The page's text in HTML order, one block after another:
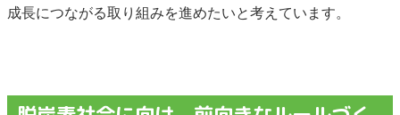
成長につながる取り組みを進めたいと考えています。